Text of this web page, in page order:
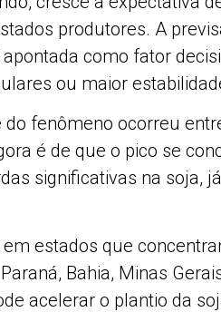
produtores. A
como fator
ou maior
fenômeno ocorreu
é de que o pico se
significativas na soja,
estados que
Bahia, Minas
acelerar o plantio da